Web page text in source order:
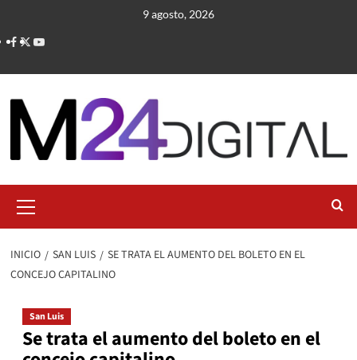
contenido
9 agosto, 2026
primario
INICIO SAN LUIS
SE TRATA EL AUMENTO DEL BOLETO EN EL
CONCEJO CAPITALINO
San Luis
Se trata el aumento del boleto en el